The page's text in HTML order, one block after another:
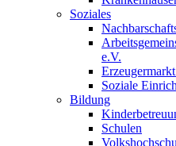
Soziales
e.V.
Soziale
Bildung
Schulen